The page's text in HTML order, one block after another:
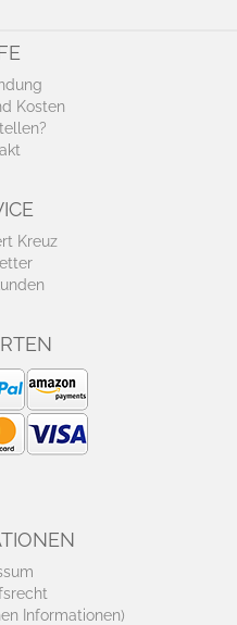
Kosten
Kreuz
Informationen)